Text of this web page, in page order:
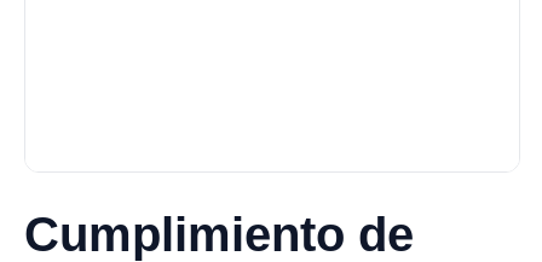
Cumplimiento de